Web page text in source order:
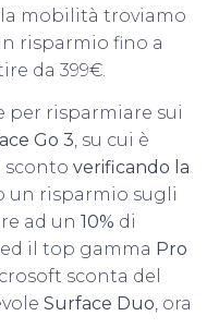
mobilità troviamo
risparmio fino a
da 399€.
per risparmiare sui
Go 3, su cui è
sconto verificando la
un risparmio sugli
ad un 10% di
il top gamma Pro
sconta del
Surface Duo, ora